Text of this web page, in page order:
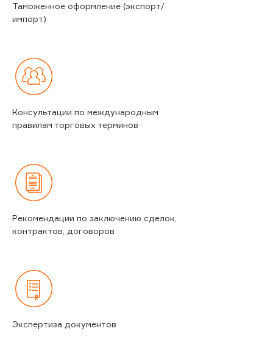
Таможенное оформление (экспорт/
импорт)
Консультации по международным
правилам торговых терминов
Рекомендации по заключению сделок,
контрактов, договоров
Экспертиза документов